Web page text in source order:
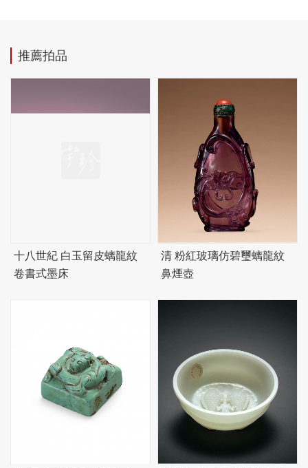
推薦拍品
十八世紀 白玉留皮螭龍紋
卷書式墨床
清 粉紅玻璃仿碧璽螭龍紋
鼻煙壺